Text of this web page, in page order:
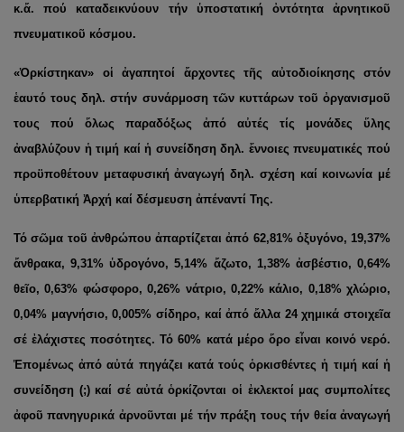
κ.ἄ. πού καταδεικνύουν τήν ὑποστατική ὀντότητα ἀρνητικοῦ
πνευματικοῦ κόσμου.
«Ὁρκίστηκαν» οἱ ἀγαπητοί ἄρχοντες τῆς αὐτοδιοίκησης στόν
ἑαυτό τους δηλ. στήν συνάρμοση τῶν κυττάρων τοῦ ὀργανισμοῦ
τους πού ὅλως παραδόξως ἀπό αὐτές τίς μονάδες ὕλης
ἀναβλύζουν ἡ τιμή καί ἡ συνείδηση δηλ. ἔννοιες πνευματικές πού
προϋποθέτουν μεταφυσική ἀναγωγή δηλ. σχέση καί κοινωνία μέ
ὑπερβατική Ἀρχή καί δέσμευση ἀπέναντί Της.
Τό σῶμα τοῦ ἀνθρώπου ἀπαρτίζεται ἀπό 62,81% ὀξυγόνο, 19,37%
ἄνθρακα, 9,31% ὑδρογόνο, 5,14% ἄζωτο, 1,38% ἀσβέστιο, 0,64%
θεῖο, 0,63% φώσφορο, 0,26% νάτριο, 0,22% κάλιο, 0,18% χλώριο,
0,04% μαγνήσιο, 0,005% σίδηρο, καί ἀπό ἄλλα 24 χημικά στοιχεῖα
σέ ἐλάχιστες ποσότητες. Τό 60% κατά μέρο ὅρο εἶναι κοινό νερό.
Ἑπομένως ἀπό αὐτά πηγάζει κατά τούς ὁρκισθέντες ἡ τιμή καί ἡ
συνείδηση (;) καί σέ αὐτά ὁρκίζονται οἱ ἐκλεκτοί μας συμπολίτες
ἀφοῦ πανηγυρικά ἀρνοῦνται μέ τήν πράξη τους τήν θεία ἀναγωγή